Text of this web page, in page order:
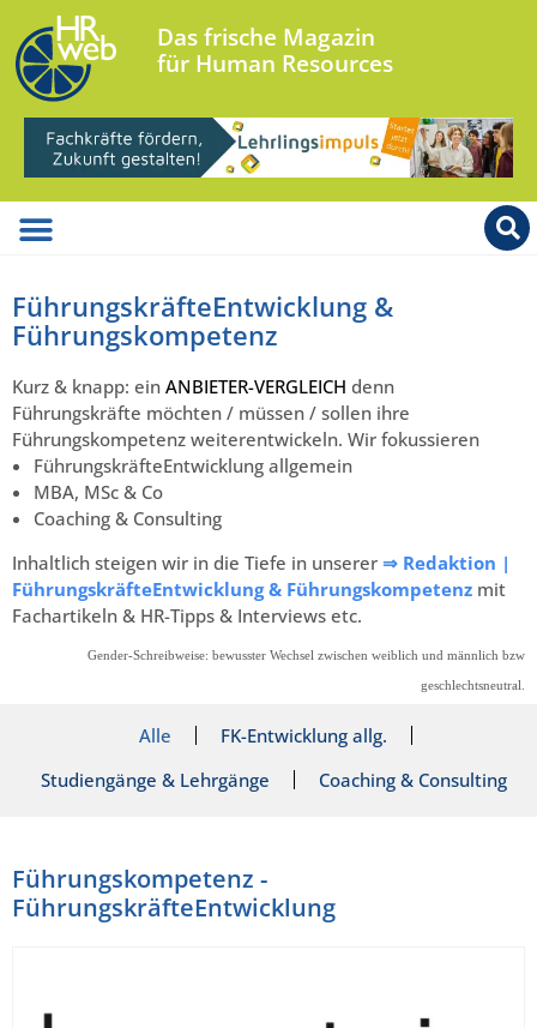
Das frische Magazin
für Human Resources
FührungskräfteEntwicklung &
Führungskompetenz
Kurz & knapp: ein ANBIETER-VERGLEICH denn
Führungskräfte möchten / müssen / sollen ihre
Führungskompetenz weiterentwickeln. Wir fokussieren
FührungskräfteEntwicklung allgemein
MBA, MSc & Co
Coaching & Consulting
Inhaltlich steigen wir in die Tiefe in unserer ⇒ Redaktion |
FührungskräfteEntwicklung & Führungskompetenz mit
Fachartikeln & HR-Tipps & Interviews etc.
Gender-Schreibweise: bewusster Wechsel zwischen weiblich und männlich bzw
geschlechtsneutral.
Alle
FK-Entwicklung allg.
Studiengänge & Lehrgänge
Coaching & Consulting
Führungskompetenz -
FührungskräfteEntwicklung